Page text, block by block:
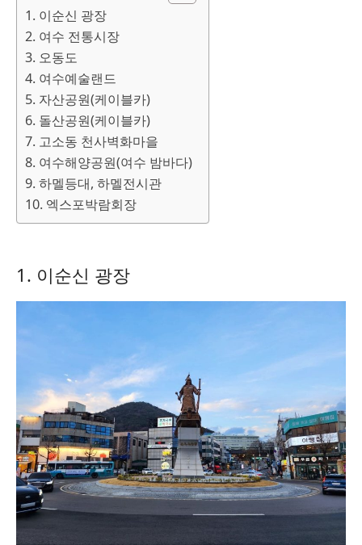
1. 이순신 광장
2. 여수 전통시장
3. 오동도
4. 여수예술랜드
5. 자산공원(케이블카)
6. 돌산공원(케이블카)
7. 고소동 천사벽화마을
8. 여수해양공원(여수 밤바다)
9. 하멜등대, 하멜전시관
10. 엑스포박람회장
1. 이순신 광장